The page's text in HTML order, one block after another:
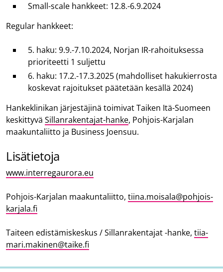
Small-scale hankkeet: 12.8.-6.9.2024
Regular hankkeet:
5. haku: 9.9.-7.10.2024, Norjan IR-rahoituksessa
prioriteetti 1 suljettu
6. haku: 17.2.-17.3.2025 (mahdolliset hakukierrosta
koskevat rajoitukset päätetään kesällä 2024)
Hankeklinikan järjestäjinä toimivat Taiken Itä-Suomeen
keskittyvä Sillanrakentajat-hanke, Pohjois-Karjalan
maakuntaliitto ja Business Joensuu.
Lisätietoja
www.interregaurora.eu
Pohjois-Karjalan maakuntaliitto, tiina.moisala@pohjois-
karjala.fi
Taiteen edistämiskeskus / Sillanrakentajat -hanke, tiia-
mari.makinen@taike.fi